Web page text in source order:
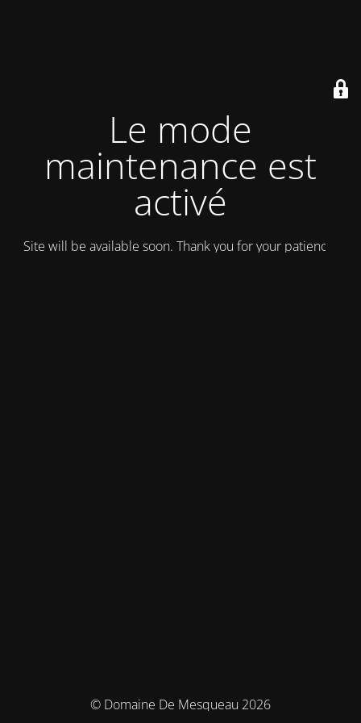
Le mode
maintenance est
activé
Site will be available soon. Thank you for your patience!
© Domaine De Mesqueau 2026